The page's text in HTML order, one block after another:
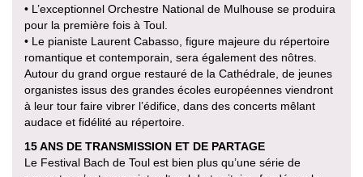
• L’exceptionnel Orchestre National de Mulhouse se produira
pour la première fois à Toul.
• Le pianiste Laurent Cabasso, figure majeure du répertoire
romantique et contemporain, sera également des nôtres.
Autour du grand orgue restauré de la Cathédrale, de jeunes
organistes issus des grandes écoles européennes viendront
à leur tour faire vibrer l’édifice, dans des concerts mêlant
audace et fidélité au répertoire.
15 ANS DE TRANSMISSION ET DE PARTAGE
Le Festival Bach de Toul est bien plus qu’une série de